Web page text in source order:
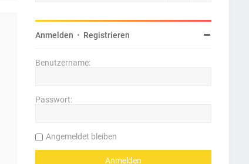
Anmelden • Registrieren
Benutzername:
Passwort:
Angemeldet bleiben